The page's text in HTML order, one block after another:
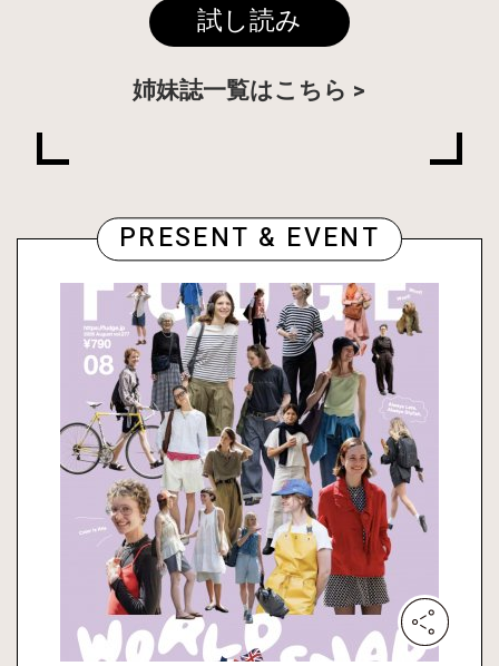
試し読み
姉妹誌一覧はこちら
PRESENT & EVENT